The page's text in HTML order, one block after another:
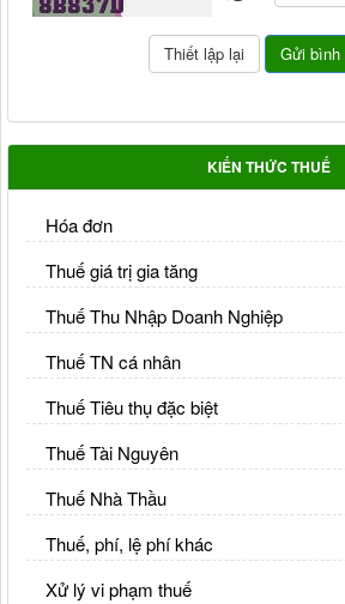
KIẾN THỨC THUẾ
Hóa đơn
Thuế giá trị gia tăng
Thuế Thu Nhập Doanh Nghiệp
Thuế TN cá nhân
Thuế Tiêu thụ đặc biệt
Thuế Tài Nguyên
Thuế Nhà Thầu
Thuế, phí, lệ phí khác
Xử lý vi phạm thuế